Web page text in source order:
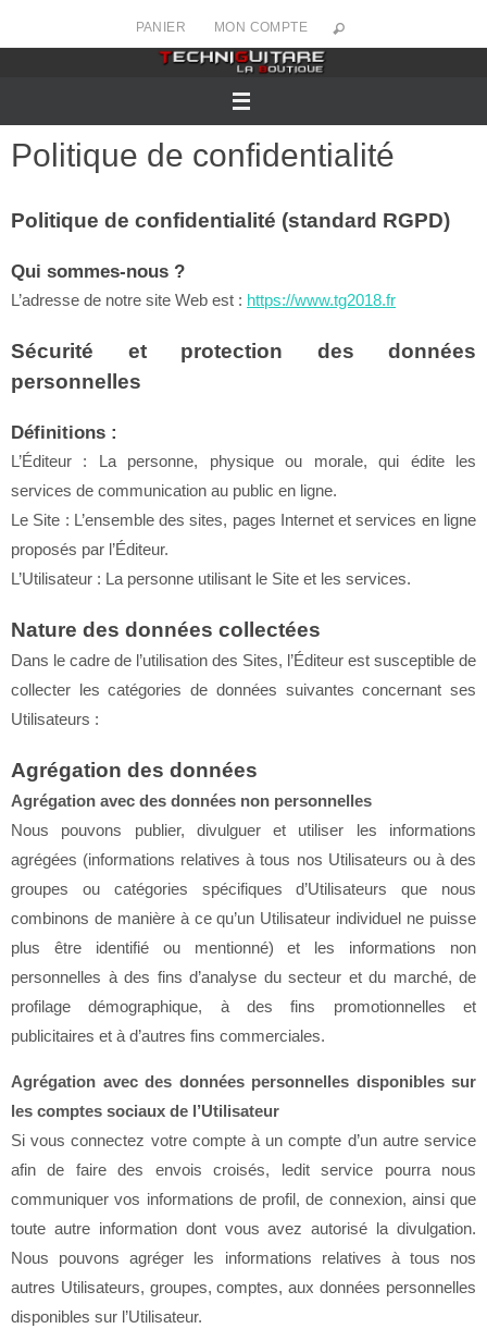
vers
PANIER MON COMPTE
Politique de confidentialité
Politique de confidentialité (standard RGPD)
Qui sommes-nous ?
L’adresse de notre site Web est : https://www.tg2018.fr
Sécurité et protection des données
personnelles
Définitions :
L’Éditeur : La personne, physique ou morale, qui édite les
services de communication au public en ligne.
Le Site : L’ensemble des sites, pages Internet et services en ligne
proposés par l’Éditeur.
L’Utilisateur : La personne utilisant le Site et les services.
Nature des données collectées
Dans le cadre de l’utilisation des Sites, l’Éditeur est susceptible de
collecter les catégories de données suivantes concernant ses
Utilisateurs :
Agrégation des données
Agrégation avec des données non personnelles
Nous pouvons publier, divulguer et utiliser les informations
agrégées (informations relatives à tous nos Utilisateurs ou à des
groupes ou catégories spécifiques d’Utilisateurs que nous
combinons de manière à ce qu’un Utilisateur individuel ne puisse
plus être identifié ou mentionné) et les informations non
personnelles à des fins d’analyse du secteur et du marché, de
profilage démographique, à des fins promotionnelles et
publicitaires et à d’autres fins commerciales.
Agrégation avec des données personnelles disponibles sur
les comptes sociaux de l’Utilisateur
Si vous connectez votre compte à un compte d’un autre service
afin de faire des envois croisés, ledit service pourra nous
communiquer vos informations de profil, de connexion, ainsi que
toute autre information dont vous avez autorisé la divulgation.
Nous pouvons agréger les informations relatives à tous nos
autres Utilisateurs, groupes, comptes, aux données personnelles
disponibles sur l’Utilisateur.